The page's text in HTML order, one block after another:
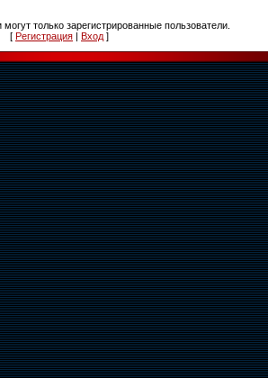
только зарегистрированные пользователи.
[ Регистрация | Вход ]